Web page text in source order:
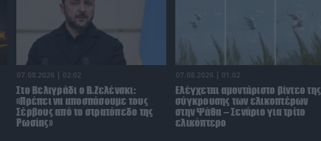
07.08.2026 | 02:02
Στο Βελιγράδι ο Β.Ζελένσκι:
«Πρέπει να αποσπάσουμε τους
Σέρβους από το στρατόπεδο της
Ρωσίας»
07.08.2026 | 01:02
Ελέγχεται αμοντάριστο βίντεο της
σύγκρουσης των ελικοπτέρων
στην Ψάθα – Σενάριο για τρίτο
ελικόπτερο